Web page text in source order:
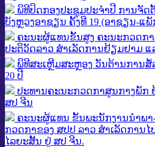
ພິທີປິດກອງປະຊຸມປະຈຳປີ ການຈັດ
ບັງຫຼວງອາຊຽນ ຄັ້ງທີ 19 (ອາຊຽນ-ແພັ
ຄະນະຜູ້ແທນຂັ້ນສູງ ຄະນະກວດກ
ປະຕິວັດລາວ ສຳເລັດການຢ້ຽມຢາມ ແ
ພິທີສະເຫຼີມສະຫຼອງ ວັນຕ້ານການສໍ້
20 ປີ
ປະທານຄະນະກວດກາສູນກາງພັກ
ສປ ຈີນ
ຄະນະຜູ້ແທນ ຂັ້ນພະນັກງານນໍາພາ
ກວດກາຂອງ ສປປ ລາວ ສຳເລັດການ
ໄລຍະສັ້ນ ຢູ່ ສປ ຈີນ.